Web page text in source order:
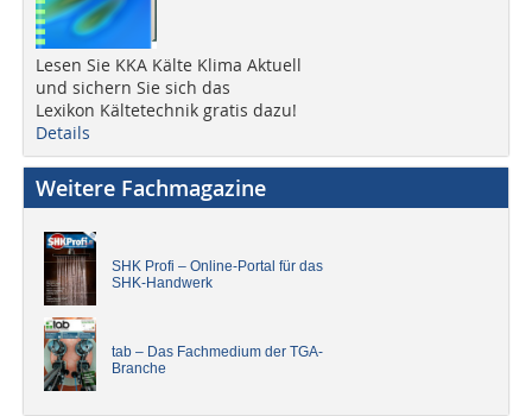
Lesen Sie KKA Kälte Klima Aktuell
und sichern Sie sich das
Lexikon Kältetechnik gratis dazu!
Details
Weitere Fachmagazine
SHK Profi – Online-Portal für das
SHK-Handwerk
tab – Das Fachmedium der TGA-
Branche